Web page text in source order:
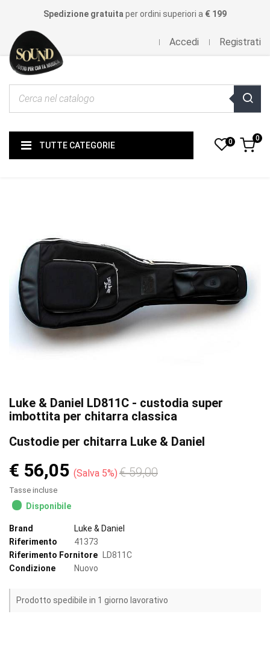
Spedizione gratuita per ordini superiori a € 199
Accedi Registrati
TUTTE CATEGORIE 0 0
Luke & Daniel LD811C - custodia super
imbottita per chitarra classica
Custodie per chitarra Luke & Daniel
€ 56,05 Salva 5% € 59,00
Tasse incluse
Disponibile
Brand
Luke & Daniel
Riferimento
41373
Riferimento Fornitore
LD811C
Condizione
Nuovo
Prodotto spedibile in 1 giorno lavorativo